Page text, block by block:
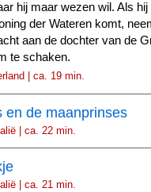
hij maar wezen wil. Als hij
der Wateren komt,
aan de dochter van de
te schaken.
| ca. 19 min.
en de maanprinses
| ca. 22 min.
| ca. 21 min.